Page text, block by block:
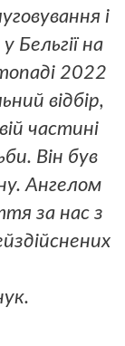
і
Бельгії на
2022
відбір,
частині
Він був
Ангелом
за нас з